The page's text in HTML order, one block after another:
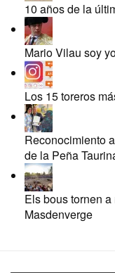
10 años de la
Mario Vilau soy
Los 15 toreros
Reconocimiento
de la Peña
Els bous tornen
Masdenverge